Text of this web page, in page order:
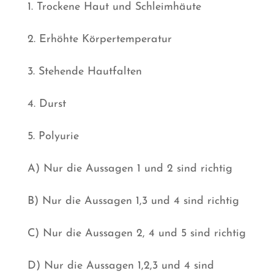
1. Trockene Haut und Schleimhäute
2. Erhöhte Körpertemperatur
3. Stehende Hautfalten
4. Durst
5. Polyurie
A) Nur die Aussagen 1 und 2 sind richtig
B) Nur die Aussagen 1,3 und 4 sind richtig
C) Nur die Aussagen 2, 4 und 5 sind richtig
D) Nur die Aussagen 1,2,3 und 4 sind